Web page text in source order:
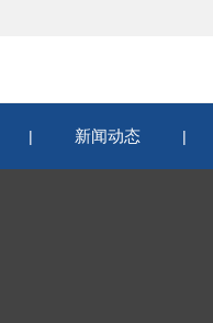
| 新闻动态 |